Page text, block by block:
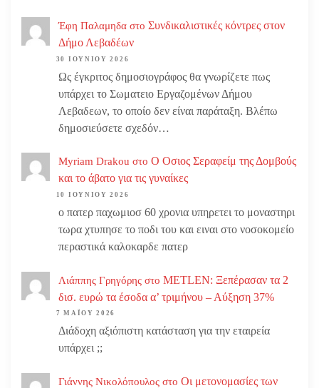
Έφη Παλαμηδα στο Συνδικαλιστικές κόντρες στον
Δήμο Λεβαδέων
30 ΙΟΥΝΊΟΥ 2026
Ως έγκριτος δημοσιογράφος θα γνωρίζετε πως
υπάρχει το Σωματειο Εργαζομένων Δήμου
Λεβαδεων, το οποίο δεν είναι παράταξη. Βλέπω
δημοσιεύσετε σχεδόν…
Myriam Drakou στο Ο Οσιος Σεραφείμ της Δομβούς
και το άβατο για τις γυναίκες
10 ΙΟΥΝΊΟΥ 2026
ο πατερ παχωμιοσ 60 χρονια υπηρετει το μοναστηρι
τωρα χτυπησε το ποδι του και ειναι στο νοσοκομείο
περαστικά καλοκαρδε πατερ
Λιάππης Γρηγόρης στο METLEN: Ξεπέρασαν τα 2
δισ. ευρώ τα έσοδα α’ τριμήνου – Αύξηση 37%
7 ΜΑΪ́ΟΥ 2026
Διάδοχη αξιόπιστη κατάσταση για την εταιρεία
υπάρχει ;;
Γιάννης Νικολόπουλος στο Οι μετονομασίες των